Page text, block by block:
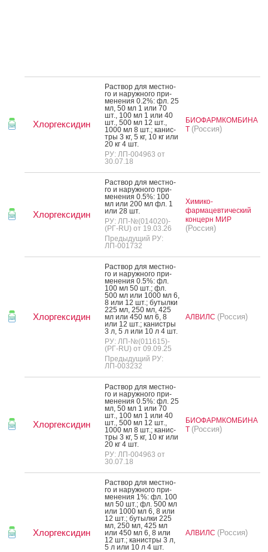
Хлоргексидин
Рас­твор для мес­тно­
го и на­руж­но­го при­
мене­ния 0.2%: фл. 25
мл, 50 мл 1 или 70
шт., 100 мл 1 или 40
шт., 500 мл 12 шт.,
1000 мл 8 шт.; ка­нис­
тры 3 кг, 5 кг, 10 кг или
20 кг 4 шт.
РУ: ЛП-004963 от
30.07.18
БИОФАРМКОМБИНА
Т (Россия)
Хлоргексидин
Рас­твор для мес­тно­
го и на­руж­но­го при­
мене­ния 0.5%: 100
мл или 200 мл фл. 1
или 28 шт.
РУ: ЛП-№(014020)-
(РГ-RU) от 19.03.26
Предыдущий РУ:
ЛП-001732
Химико-
фармацевтический
концерн МИР
(Россия)
Хлоргексидин
Рас­твор для мес­тно­
го и на­руж­но­го при­
мене­ния 0.5%: фл.
100 мл 50 шт.; фл.
500 мл или 1000 мл 6,
8 или 12 шт.; бу­тыл­ки
225 мл, 250 мл, 425
мл или 450 мл 6, 8
или 12 шт.; ка­нис­тры
3 л, 5 л или 10 л 4 шт.
РУ: ЛП-№(011615)-
(РГ-RU) от 09.09.25
Предыдущий РУ:
ЛП-003232
АЛВИЛС (Россия)
Хлоргексидин
Рас­твор для мес­тно­
го и на­руж­но­го при­
мене­ния 0.5%: фл. 25
мл, 50 мл 1 или 70
шт., 100 мл 1 или 40
шт., 500 мл 12 шт.,
1000 мл 8 шт.; ка­нис­
тры 3 кг, 5 кг, 10 кг или
20 кг 4 шт.
РУ: ЛП-004963 от
30.07.18
БИОФАРМКОМБИНА
Т (Россия)
Хлоргексидин
Рас­твор для мес­тно­
го и на­руж­но­го при­
мене­ния 1%: фл. 100
мл 50 шт.; фл. 500 мл
или 1000 мл 6, 8 или
12 шт.; бу­тыл­ки 225
мл, 250 мл, 425 мл
или 450 мл 6, 8 или
12 шт.; ка­нис­тры 3 л,
5 л или 10 л 4 шт.
АЛВИЛС (Россия)